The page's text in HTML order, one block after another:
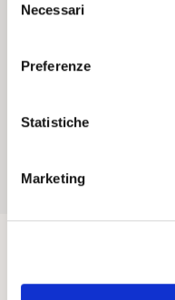
delNecessari
Preferenze
Statistiche
Marketing
ROSSOBLU’
NEWS